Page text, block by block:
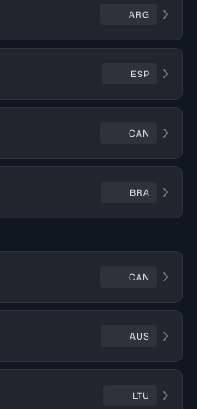
ARG
ESP
CAN
BRA
CAN
AUS
LTU